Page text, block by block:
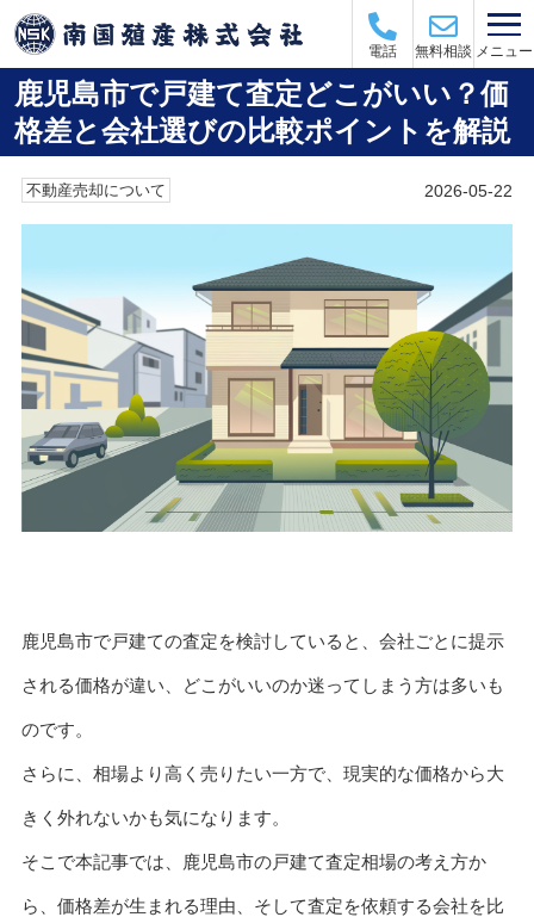
電話 無料相談 メニュー
鹿児島市で戸建て査定どこがいい？価
格差と会社選びの比較ポイントを解説
不動産売却について 2026-05-22
鹿児島市で戸建ての査定を検討していると、会社ごとに提示
される価格が違い、どこがいいのか迷ってしまう方は多いも
のです。
さらに、相場より高く売りたい一方で、現実的な価格から大
きく外れないかも気になります。
そこで本記事では、鹿児島市の戸建て査定相場の考え方か
ら、価格差が生まれる理由、そして査定を依頼する会社を比